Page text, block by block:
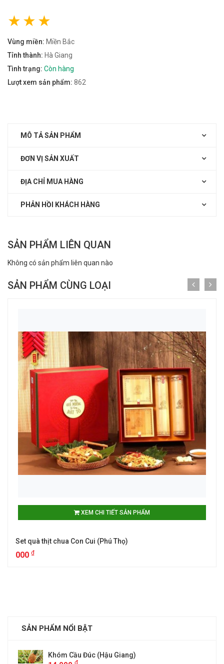
Vùng miền: Miền Bắc
Tỉnh thành: Hà Giang
Tình trạng: Còn hàng
Lượt xem sản phẩm: 862
MÔ TẢ SẢN PHẨM
ĐƠN VỊ SẢN XUẤT
ĐỊA CHỈ MUA HÀNG
PHẢN HỒI KHÁCH HÀNG
SẢN PHẨM LIÊN QUAN
Không có sản phẩm liên quan nào
SẢN PHẨM CÙNG LOẠI
XEM CHI TIẾT SẢN PHẨM
Set quà thịt chua Con Cui (Phú Thọ)
000 ₫
SẢN PHẨM NỔI BẬT
Giang)
ĐẶC SẢN CHÈ TÂN CƯƠNG